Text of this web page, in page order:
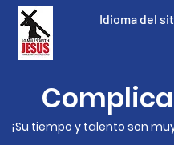
Idioma del
¡Su tiempo y talento son